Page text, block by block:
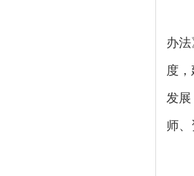
办
度
发展
师